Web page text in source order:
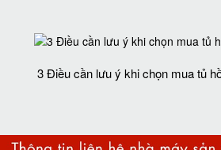
3 Điều cần lưu ý khi chọn mua tủ